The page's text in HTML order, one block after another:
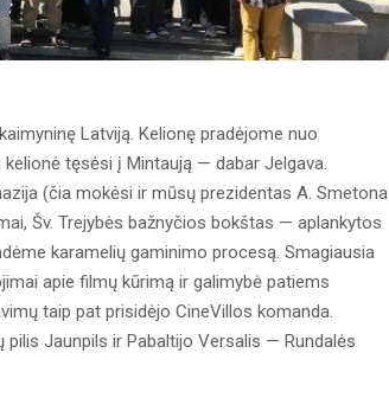
Latviją. Kelionę pradėjome nuo
tęsėsi į Mintaują — dabar Jelgava.
(čia mokėsi ir mūsų prezidentas A. Smetona
Šv. Trejybės bažnyčios bokštas — aplankytos
karamelių gaminimo procesą. Smagiausia
apie filmų kūrimą ir galimybė patiems
taip pat prisidėjo CineVillos komanda.
Jaunpils ir Pabaltijo Versalis — Rundalės